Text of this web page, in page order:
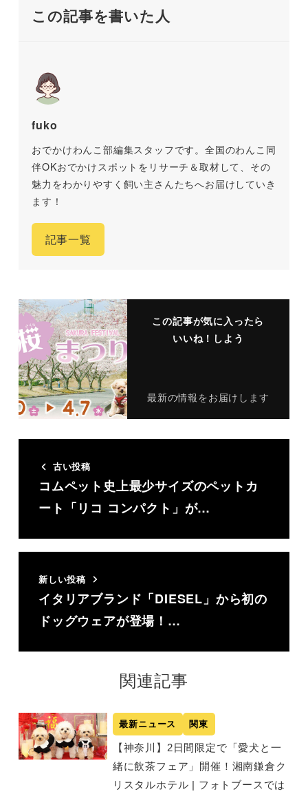
この記事を書いた人
fuko
おでかけわんこ部編集スタッフです。全国のわんこ同
伴OKおでかけスポットをリサーチ＆取材して、その
魅力をわかりやすく飼い主さんたちへお届けしていき
ます！
記事一覧
この記事が気に入ったら
いいね！しよう
最新の情報をお届けします
古い投稿
コムペット史上最少サイズのペットカ
ート「リコ コンパクト」が…
新しい投稿
イタリアブランド「DIESEL」から初の
ドッグウェアが登場！…
関連記事
最新ニュース 関東
【神奈川】2日間限定で「愛犬と一
緒に飲茶フェア」開催！湘南鎌倉ク
リスタルホテル | フォトブースでは